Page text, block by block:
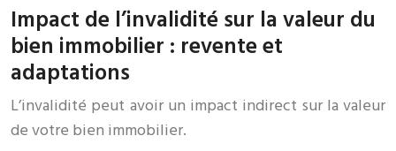
Impact de l’invalidité sur la valeur du
bien immobilier : revente et
adaptations
L’invalidité peut avoir un impact indirect sur la valeur
de votre bien immobilier.